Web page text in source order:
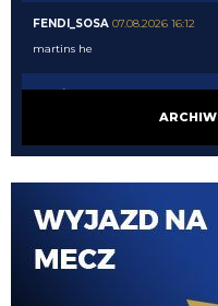
FENDI_SOSA 07.08.2026 16:12
martins he
martins2000 07.08.2026 16:12
Atletico Madryt chce sprzedać
FENDI_SOSA 07.08.2026 16:10